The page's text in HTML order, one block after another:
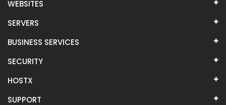
WEBSITES
SERVERS
BUSINESS SERVICES
SECURITY
HOSTX
SUPPORT